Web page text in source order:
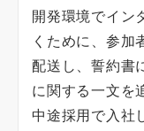
開発環境でイン
くために、参加
配送し、誓約書
に関する一文を
中途採用で入社